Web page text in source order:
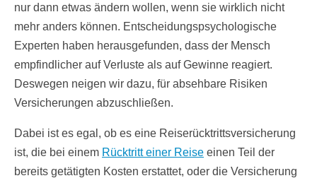
nur dann etwas ändern wollen, wenn sie wirklich nicht
mehr anders können. Entscheidungspsychologische
Experten haben herausgefunden, dass der Mensch
empfindlicher auf Verluste als auf Gewinne reagiert.
Deswegen neigen wir dazu, für absehbare Risiken
Versicherungen abzuschließen.
Dabei ist es egal, ob es eine Reiserücktrittsversicherung
ist, die bei einem Rücktritt einer Reise einen Teil der
bereits getätigten Kosten erstattet, oder die Versicherung